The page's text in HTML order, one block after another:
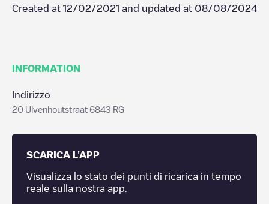
Created at 12/02/2021 and updated at 08/08/2024
INFORMATION
Indirizzo
20 Ulvenhoutstraat 6843 RG
SCARICA L'APP
Visualizza lo stato dei punti di ricarica in tempo
reale sulla nostra app.